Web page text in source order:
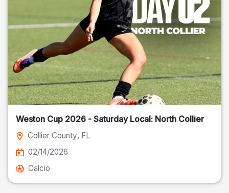
Weston Cup 2026 - Saturday Local: North Collier
Collier County, FL
02/14/2026
Calcio